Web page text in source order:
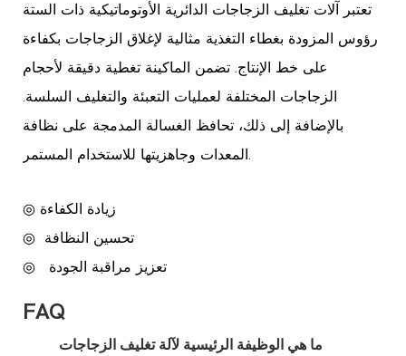
تعتبر آلات تغليف الزجاجات الدائرية الأوتوماتيكية ذات الستة
رؤوس المزودة بغطاء التغذية مثالية لإغلاق الزجاجات بكفاءة
على خط الإنتاج. تضمن الماكينة تغطية دقيقة لأحجام
الزجاجات المختلفة لعمليات التعبئة والتغليف السلسة.
بالإضافة إلى ذلك، تحافظ الغسالة المدمجة على نظافة
المعدات وجاهزيتها للاستخدام المستمر.
◎
تحسين النظافة
◎
تعزيز مراقبة الجودة
FAQ
ما هي الوظيفة الرئيسية لآلة تغليف الزجاجات